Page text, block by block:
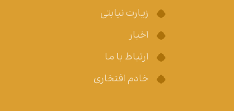
زیارت نیابتی
اخبار
ارتباط با ما
خادم افتخاری